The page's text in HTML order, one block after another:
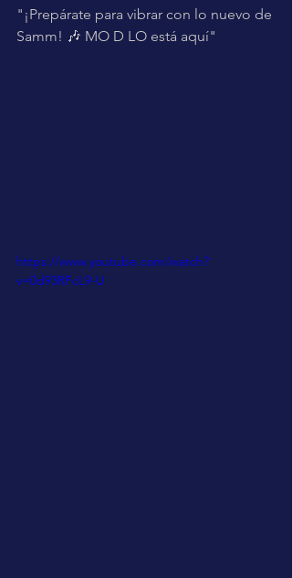
"¡Prepárate para vibrar con lo nuevo de
Samm! 🎶 MO D LO está aquí"
https://www.youtube.com/watch?
v=0d93RFcL9-U